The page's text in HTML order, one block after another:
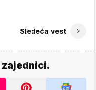
Sledeća vest
zajednici.